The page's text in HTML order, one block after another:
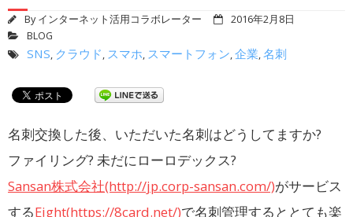
Byインターネット活用コラボレーター
2016年2月8日
BLOG
SNS, クラウド, スマホ, スマートフォン,企業,名刺
名刺交換した後、いただいた名刺はどうしてますか?
ファイリング? 未だにローロデックス?
Sansan株式会社(http://jp.corp-sansan.com/)がサービス
するEight(https://8card.net/)で名刺管理するととても楽